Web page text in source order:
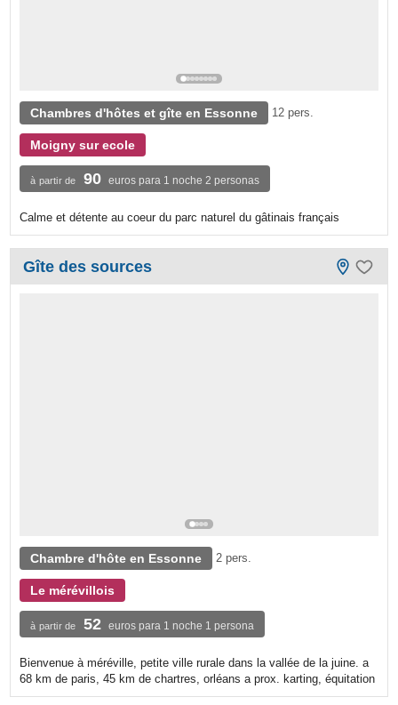
Chambres d'hôtes et gîte en Essonne 12 pers.
Moigny sur ecole
à partir de 90 euros para 1 noche 2 personas
Calme et détente au coeur du parc naturel du gâtinais français
Gîte des sources
Chambre d'hôte en Essonne 2 pers.
Le mérévillois
à partir de 52 euros para 1 noche 1 persona
Bienvenue à méréville, petite ville rurale dans la vallée de la juine. a
68 km de paris, 45 km de chartres, orléans a prox. karting, équitation